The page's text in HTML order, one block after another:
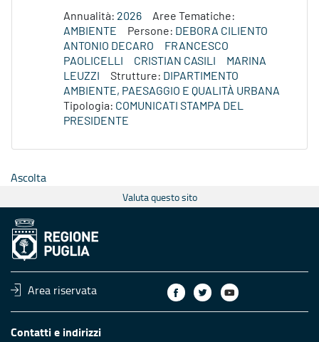
Annualità: 2026
Aree Tematiche:
AMBIENTE
Persone: DEBORA CILIENTO
ANTONIO DECARO
FRANCESCO
PAOLICELLI
CRISTIAN CASILI
MARINA
LEUZZI
Strutture: DIPARTIMENTO
AMBIENTE, PAESAGGIO E QUALITÀ URBANA
Tipologia: COMUNICATI STAMPA DEL
PRESIDENTE
Ascolta
Valuta questo sito
Area riservata
Contatti e indirizzi